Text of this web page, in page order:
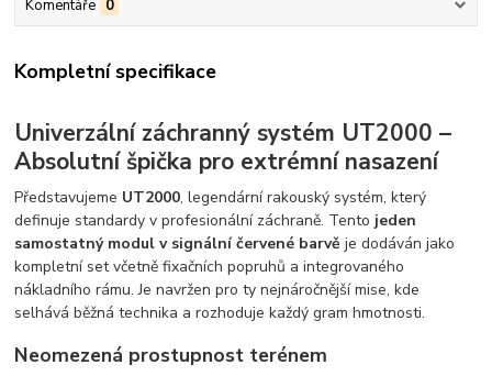
Komentáře 0
Kompletní specifikace
Univerzální záchranný systém UT2000 –
Absolutní špička pro extrémní nasazení
Představujeme UT2000, legendární rakouský systém, který
definuje standardy v profesionální záchraně. Tento jeden
samostatný modul v signální červené barvě je dodáván jako
kompletní set včetně fixačních popruhů a integrovaného
nákladního rámu. Je navržen pro ty nejnáročnější mise, kde
selhává běžná technika a rozhoduje každý gram hmotnosti.
Neomezená prostupnost terénem